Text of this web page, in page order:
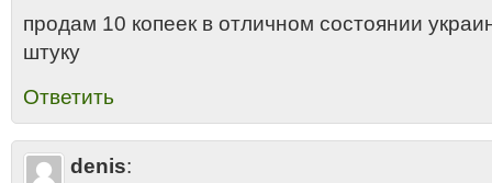
продам 10 копеек в отличном состоянии
штуку
Ответить
denis: